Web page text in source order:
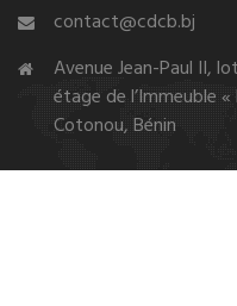
contact@cdcb.bj
Avenue Jean-Paul II,
étage de l’Immeuble
Cotonou, Bénin